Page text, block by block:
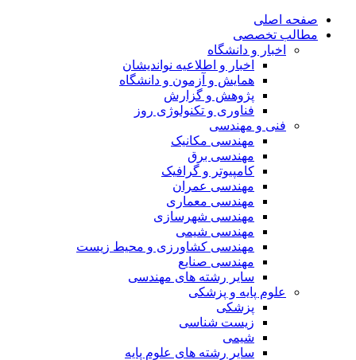
صفحه اصلی
مطالب تخصصی
اخبار و دانشگاه
اخبار و اطلاعیه نواندیشان
همایش و آزمون و دانشگاه
پژوهش و گزارش
فناوری و تکنولوژی روز
فنی و مهندسی
مهندسی مکانیک
مهندسی برق
کامپیوتر و گرافیک
مهندسی عمران
مهندسی معماری
مهندسی شهرسازی
مهندسی شیمی
مهندسی کشاورزی و محیط زیست
مهندسی صنایع
سایر رشته های مهندسی
علوم پایه و پزشکی
پزشکی
زیست شناسی
شیمی
سایر رشته های علوم پایه